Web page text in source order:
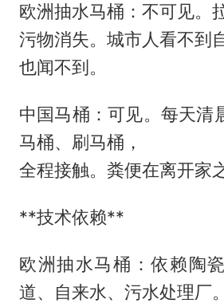
欧洲抽水马桶：不可见。
污物消失。城市人看不到
也闻不到。
中国马桶：可见。每天清
马桶、刷马桶，
全程接触。粪便在离开家
**技术依赖**
欧洲抽水马桶：依赖陶
道、自来水、污水处理厂